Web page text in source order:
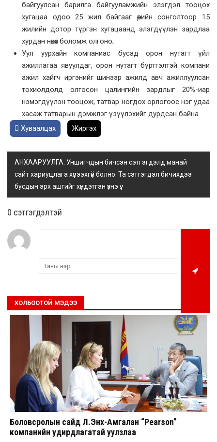
байгуулсан барилга байгууламжийн элэгдэл тооцох
хугацаа одоо 25 жил байгaaг өөрийн сонголтоор 15
жилийн дотор түргэн хугацаанд элэгдүүлэн зардлаа
хурдан нөхөх боломж олгоно;
Уул уурхайн компаниас бусад орон нутагт үйл
ажиллагаа явуулдаг, орон нутагт бүртгэлтэй компани
ажил хайгч иргэнийг шинээр ажилд авч ажиллуулсан
тохиолдолд олгосон цалингийн зардлыг 20%-иар
нэмэгдүүлэн тооцож, татвар ногдох орлогоос нэг удаа
хасаж татварын дэмжлэг үзүүлэхийг дурдсан байна.
Хуваалцах
Жиргэх
АНХААРУУЛГА: Уншигчдын бичсэн сэтгэгдэлд манай
сайт хариуцлага хүлээхгүй болно. Та сэтгэгдэл бичихдээ
бусдын эрх ашгийг хүндэтгэн үзнэ үү.
0 cэтгэгдэлтэй
ХОЛБООТОЙ МЭДЭЭ
Боловсролын сайд Л.Энх-Амгалан “Pearson”
компанийн удирдлагатай уулзлаа